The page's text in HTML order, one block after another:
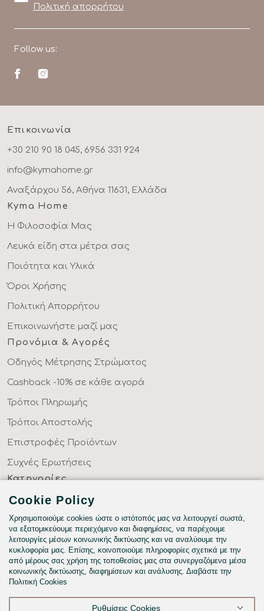
Πολιτική απορρήτου
Follow us:
Επικοινωνία
+30 210 90 18 045, 6956 331 924
info@kymahome.gr
Αναξάρχου 56, Αθήνα 11631, Ελλάδα
Kyma Home
Η Φιλοσοφία Μας
Λευκά είδη στα μέτρα σας
Ποιότητα και Υλικά
Όροι Χρήσης
Πολιτική Απορρήτου
Επικοινωνήστε μαζί μας
Προνόμια & Αγορές
Οδηγός Μέτρησης Στρώματος
Cashback -10% σε κάθε αγορά
Τρόποι Πληρωμής
Τρόποι Αποστολής
Επιστροφές Προϊόντων
Συχνές Ερωτήσεις
Κατηγορίες
ΣΕΝΤΟΝΙΑ ΣΤΑ ΜΕΤΡΑ ΣΑΣ
ΥΦΑΣΜΑΤΑ ΜΕ ΤΟ ΜΕΤΡΟ
ΥΠΝΟΔΩΜΑΤΙΟ
HOTEL & BNB
ΠΑΙΔΙΚΟ - ΕΦΗΒΙΚΟ
Cookie Policy
Χρησιμοποιούμε cookies ώστε ο ιστότοπός μας να λειτουργεί σωστά,
να εξατομικεύουμε περιεχόμενο και διαφημίσεις, να παρέχουμε
λειτουργίες μέσων κοινωνικής δικτύωσης και να αναλύουμε την
κυκλοφορία μας. Επίσης, κοινοποιούμε πληροφορίες σχετικά με την
από μέρους σας χρήση της τοποθεσίας μας στα συνεργαζόμενα μέσα
κοινωνικής δικτύωσης, διαφημίσεων και ανάλυσης. Διαβάστε την
Πολιτική Cookies
Ρυθμίσεις Cookies